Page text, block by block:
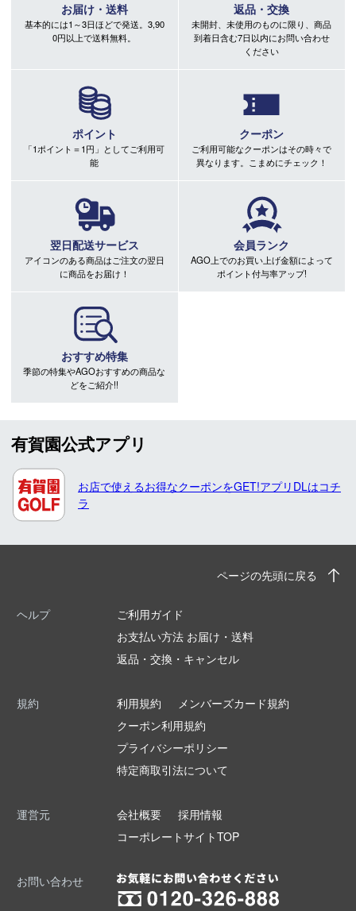
お届け・送料
基本的には1～3日ほどで発送。3,90
0円以上で送料無料。
返品・交換
未開封、未使用のものに限り、商品
到着日含む7日以内にお問い合わせ
ください
ポイント
「1ポイント＝1円」としてご利用可
能
クーポン
ご利用可能なクーポンはその時々で
異なります。こまめにチェック！
翌日配送サービス
アイコンのある商品はご注文の翌日
に商品をお届け！
会員ランク
AGO上でのお買い上げ金額によって
ポイント付与率アップ!
おすすめ特集
季節の特集やAGOおすすめの商品な
どをご紹介!!
有賀園公式アプリ
お店で使えるお得なクーポンをGET!アプリDLはコチ
ラ
ページの先頭に戻る
ヘルプ
ご利用ガイド
お支払い方法 お届け・送料
返品・交換・キャンセル
規約 利用規約
メンバーズカード規約
クーポン利用規約
プライバシーポリシー
特定商取引法について
運営元 会社概要
採用情報
コーポレートサイトTOP
お問い合わせ